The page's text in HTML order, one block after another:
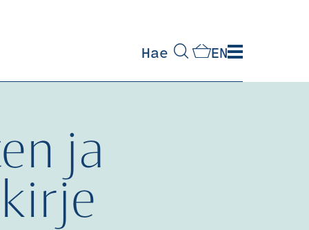
Hae EN
ja